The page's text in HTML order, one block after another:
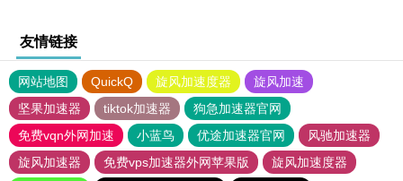
友情链接
网站地图 QuickQ 旋风加速度器
旋风加速
坚果加速器
tiktok加速器
狗急加速器官网
免费vqn外网加速
小蓝鸟 优途加速器官网
风驰加速器
旋风加速器
免费vps加速器外网苹果版
旋风加速度器